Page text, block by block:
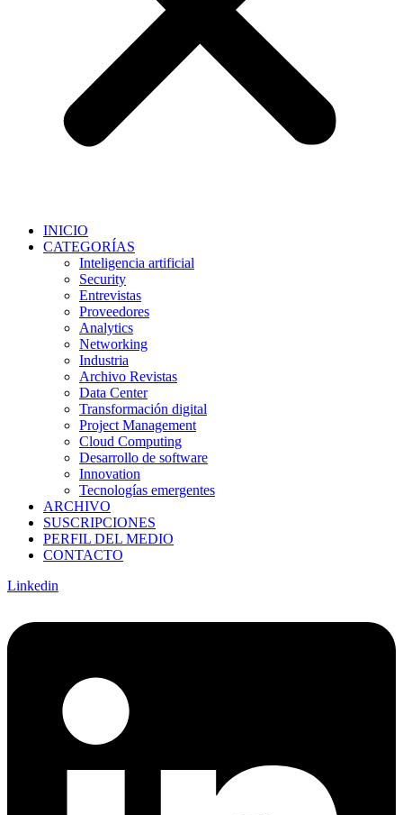
INICIO
CATEGORÍAS
Inteligencia artificial
Security
Entrevistas
Proveedores
Analytics
Networking
Industria
Archivo Revistas
Data Center
Transformación digital
Project Management
Cloud Computing
Desarrollo de software
Innovation
Tecnologías emergentes
ARCHIVO
SUSCRIPCIONES
PERFIL DEL MEDIO
CONTACTO
Linkedin